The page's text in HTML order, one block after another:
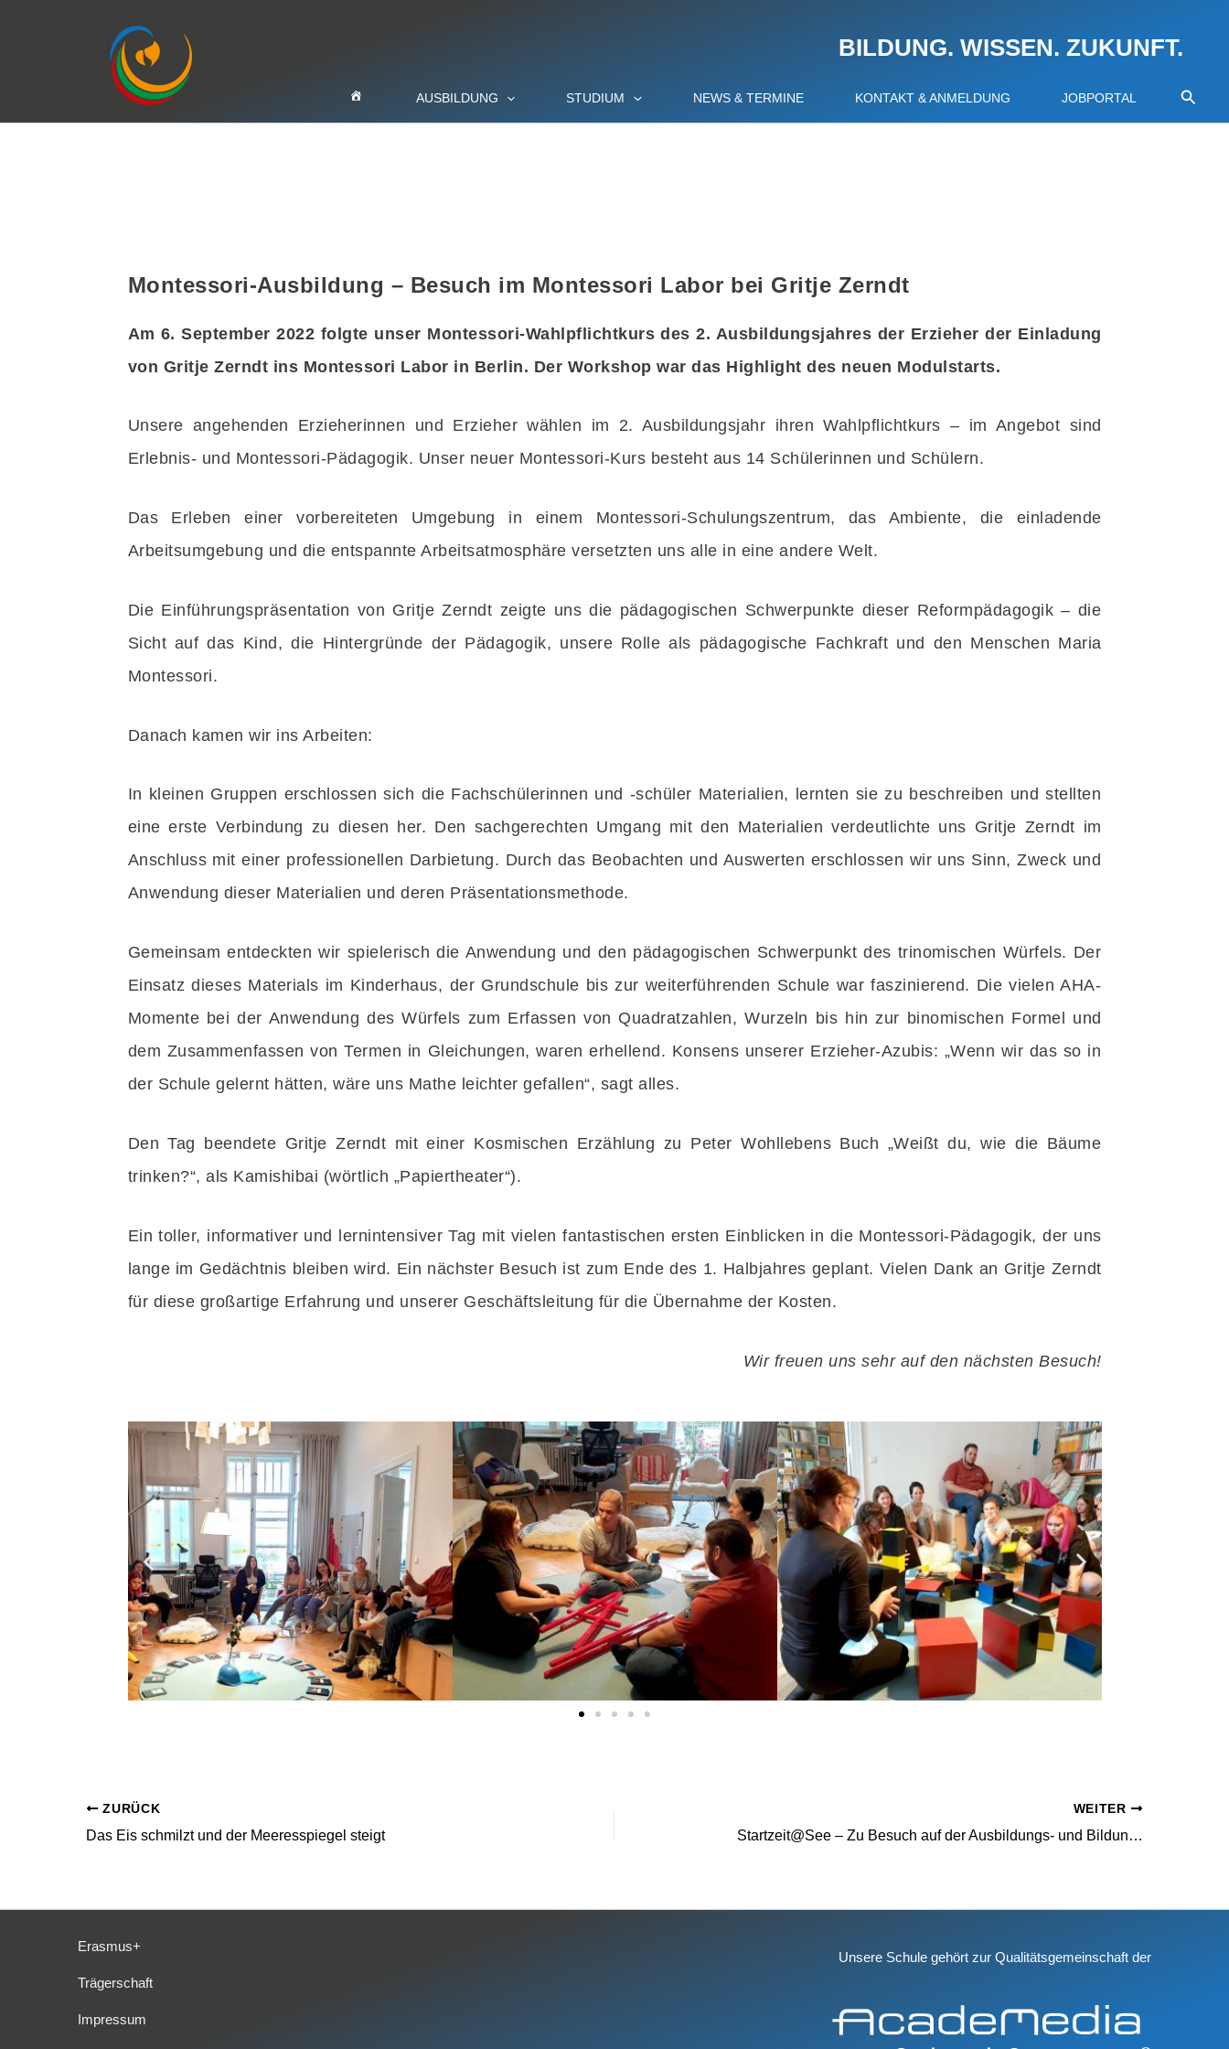
BILDUNG. WISSEN. ZUKUNFT.
AUSBILDUNG STUDIUM NEWS & TERMINE KONTAKT & ANMELDUNG JOBPORTAL
Montessori-Ausbildung – Besuch im Montessori Labor bei Gritje Zerndt
Am 6. September 2022 folgte unser Montessori-Wahlpflichtkurs des 2. Ausbildungsjahres der Erzieher der Einladung
von Gritje Zerndt ins Montessori Labor in Berlin. Der Workshop war das Highlight des neuen Modulstarts.
Unsere angehenden Erzieherinnen und Erzieher wählen im 2. Ausbildungsjahr ihren Wahlpflichtkurs – im Angebot sind
Erlebnis- und Montessori-Pädagogik. Unser neuer Montessori-Kurs besteht aus 14 Schülerinnen und Schülern.
Das Erleben einer vorbereiteten Umgebung in einem Montessori-Schulungszentrum, das Ambiente, die einladende
Arbeitsumgebung und die entspannte Arbeitsatmosphäre versetzten uns alle in eine andere Welt.
Die Einführungspräsentation von Gritje Zerndt zeigte uns die pädagogischen Schwerpunkte dieser Reformpädagogik – die
Sicht auf das Kind, die Hintergründe der Pädagogik, unsere Rolle als pädagogische Fachkraft und den Menschen Maria
Montessori.
Danach kamen wir ins Arbeiten:
In kleinen Gruppen erschlossen sich die Fachschülerinnen und -schüler Materialien, lernten sie zu beschreiben und stellten
eine erste Verbindung zu diesen her. Den sachgerechten Umgang mit den Materialien verdeutlichte uns Gritje Zerndt im
Anschluss mit einer professionellen Darbietung. Durch das Beobachten und Auswerten erschlossen wir uns Sinn, Zweck und
Anwendung dieser Materialien und deren Präsentationsmethode.
Gemeinsam entdeckten wir spielerisch die Anwendung und den pädagogischen Schwerpunkt des trinomischen Würfels. Der
Einsatz dieses Materials im Kinderhaus, der Grundschule bis zur weiterführenden Schule war faszinierend. Die vielen AHA-
Momente bei der Anwendung des Würfels zum Erfassen von Quadratzahlen, Wurzeln bis hin zur binomischen Formel und
dem Zusammenfassen von Termen in Gleichungen, waren erhellend. Konsens unserer Erzieher-Azubis: „Wenn wir das so in
der Schule gelernt hätten, wäre uns Mathe leichter gefallen“, sagt alles.
Den Tag beendete Gritje Zerndt mit einer Kosmischen Erzählung zu Peter Wohllebens Buch „Weißt du, wie die Bäume
trinken?“, als Kamishibai (wörtlich „Papiertheater“).
Ein toller, informativer und lernintensiver Tag mit vielen fantastischen ersten Einblicken in die Montessori-Pädagogik, der uns
lange im Gedächtnis bleiben wird. Ein nächster Besuch ist zum Ende des 1. Halbjahres geplant. Vielen Dank an Gritje Zerndt
für diese großartige Erfahrung und unserer Geschäftsleitung für die Übernahme der Kosten.
Wir freuen uns sehr auf den nächsten Besuch!
ZURÜCK
Das Eis schmilzt und der Meeresspiegel steigt
WEITER
Startzeit@See – Zu Besuch auf der Ausbildungs- und Bildungsmesse
Erasmus+
Trägerschaft
Impressum
Unsere Schule gehört zur Qualitätsgemeinschaft der